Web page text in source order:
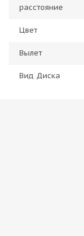
расстояние
Цвет
Вылет
Вид Диска